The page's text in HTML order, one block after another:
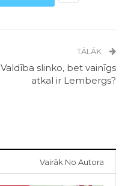
TĀLĀK
Valdība slinko, bet vainīgs
atkal ir Lembergs?
Vairāk No Autora